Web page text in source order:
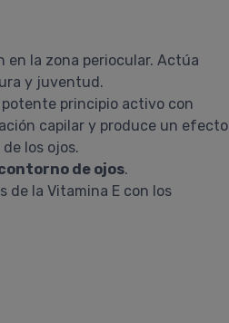
en la zona periocular. Actúa
y juventud.
principio activo con
capilar y produce un efecto
los ojos.
de ojos.
de la Vitamina E con los